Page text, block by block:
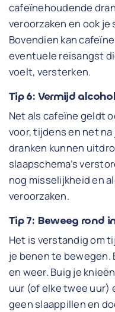
cafeïnehoudende
veroorzaken en ook
Bovendien kan
eventuele reisangst
voelt, versterken.
Tip 6: Vermijd alcohol
Net als cafeïne geldt
voor, tijdens en net
dranken kunnen
slaapschema’s
nog misselijkheid en
veroorzaken.
Tip 7: Beweeg rond
Het is verstandig om
je benen te bewegen.
en weer. Buig je
uur (of elke twee uur)
geen slaappillen en